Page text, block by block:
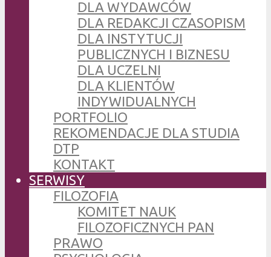
DLA WYDAWCÓW
DLA REDAKCJI CZASOPISM
DLA INSTYTUCJI
PUBLICZNYCH I BIZNESU
DLA UCZELNI
DLA KLIENTÓW
INDYWIDUALNYCH
PORTFOLIO
REKOMENDACJE DLA STUDIA
DTP
KONTAKT
SERWISY
FILOZOFIA
KOMITET NAUK
FILOZOFICZNYCH PAN
PRAWO